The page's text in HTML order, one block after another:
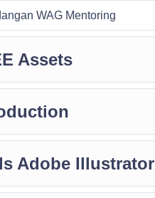
WAG Mentoring
Assets
Adobe Illustrator